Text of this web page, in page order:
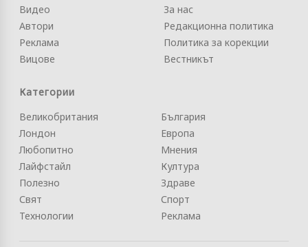
Видео
Автори
Реклама
Вицове
За нас
Редакционна политика
Политика за корекции
Вестникът
Категории
Великобритания
Лондон
Любопитно
Лайфстайл
Полезно
Свят
Технологии
България
Европа
Мнения
Култура
Здраве
Спорт
Реклама